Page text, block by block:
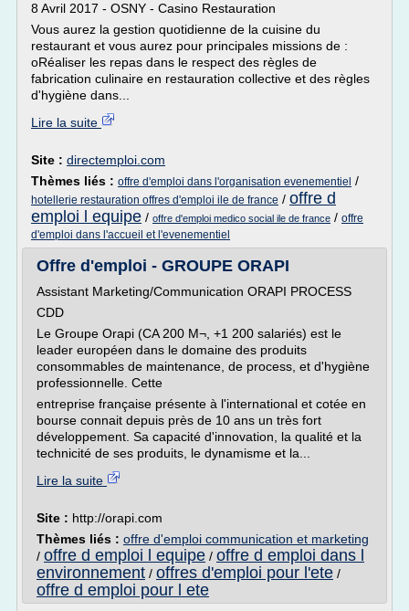
8 Avril 2017 - OSNY - Casino Restauration
Vous aurez la gestion quotidienne de la cuisine du
restaurant et vous aurez pour principales missions de :
oRéaliser les repas dans le respect des règles de
fabrication culinaire en restauration collective et des règles
d'hygiène dans...
Lire la suite
Site : directemploi.com
Thèmes liés : offre d'emploi dans l'organisation evenementiel /
hotellerie restauration offres d'emploi ile de france / offre d
emploi l equipe / offre d'emploi medico social ile de france / offre
d'emploi dans l'accueil et l'evenementiel
Offre d'emploi - GROUPE ORAPI
Assistant Marketing/Communication ORAPI PROCESS
CDD
Le Groupe Orapi (CA 200 M¬, +1 200 salariés) est le
leader européen dans le domaine des produits
consommables de maintenance, de process, et d'hygiène
professionnelle. Cette
entreprise française présente à l'international et cotée en
bourse connait depuis près de 10 ans un très fort
développement. Sa capacité d'innovation, la qualité et la
technicité de ses produits, le dynamisme et la...
Lire la suite
Site : http://orapi.com
Thèmes liés : offre d'emploi communication et marketing
/ offre d emploi l equipe / offre d emploi dans l
environnement / offres d'emploi pour l'ete /
offre d emploi pour l ete